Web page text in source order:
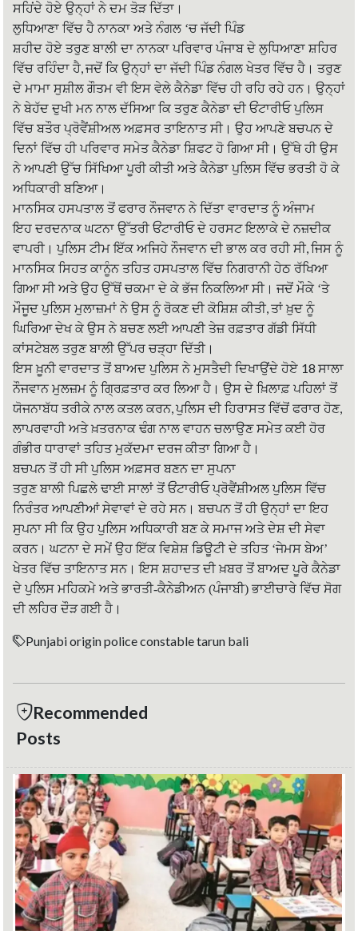
ਸਹਿਂਦੇ ਹੋਏ ਉਨ੍ਹਾਂ ਨੇ ਦਮ ਤੋੜ ਦਿੱਤਾ।
ਲੁਧਿਆਣਾ ਵਿੱਚ ਹੈ ਨਾਨਕਾ ਅਤੇ ਨੰਗਲ ‘ਚ ਜੱਦੀ ਪਿੰਡ
ਸ਼ਹੀਦ ਹੋਏ ਤਰੁਣ ਬਾਲੀ ਦਾ ਨਾਨਕਾ ਪਰਿਵਾਰ ਪੰਜਾਬ ਦੇ ਲੁਧਿਆਣਾ ਸ਼ਹਿਰ
ਵਿੱਚ ਰਹਿੰਦਾ ਹੈ ,ਜਦੋਂ ਕਿ ਉਨ੍ਹਾਂ ਦਾ ਜੱਦੀ ਪਿੰਡ ਨੰਗਲ ਖੇਤਰ ਵਿੱਚ ਹੈ। ਤਰੁਣ
ਦੇ ਮਾਮਾ ਸੁਸ਼ੀਲ ਗੌਤਮ ਵੀ ਇਸ ਵੇਲੇ ਕੈਨੇਡਾ ਵਿੱਚ ਹੀ ਰਹਿ ਰਹੇ ਹਨ। ਉਨ੍ਹਾਂ
ਨੇ ਬੇਹੱਦ ਦੁਖੀ ਮਨ ਨਾਲ ਦੱਸਿਆ ਕਿ ਤਰੁਣ ਕੈਨੇਡਾ ਦੀ ਓਂਟਾਰੀਓ ਪੁਲਿਸ
ਵਿੱਚ ਬਤੌਰ ਪ੍ਰੋਵੈਂਸ਼ੀਅਲ ਅਫ਼ਸਰ ਤਾਇਨਾਤ ਸੀ। ਉਹ ਆਪਣੇ ਬਚਪਨ ਦੇ
ਦਿਨਾਂ ਵਿੱਚ ਹੀ ਪਰਿਵਾਰ ਸਮੇਤ ਕੈਨੇਡਾ ਸ਼ਿਫਟ ਹੋ ਗਿਆ ਸੀ। ਉੱਥੇ ਹੀ ਉਸ
ਨੇ ਆਪਣੀ ਉੱਚ ਸਿੱਖਿਆ ਪੂਰੀ ਕੀਤੀ ਅਤੇ ਕੈਨੇਡਾ ਪੁਲਿਸ ਵਿੱਚ ਭਰਤੀ ਹੋ ਕੇ
ਅਧਿਕਾਰੀ ਬਣਿਆ।
ਮਾਨਸਿਕ ਹਸਪਤਾਲ ਤੋਂ ਫਰਾਰ ਨੌਜਵਾਨ ਨੇ ਦਿੱਤਾ ਵਾਰਦਾਤ ਨੂੰ ਅੰਜਾਮ
ਇਹ ਦਰਦਨਾਕ ਘਟਨਾ ਉੱਤਰੀ ਓਂਟਾਰੀਓ ਦੇ ਹਰਸਟ ਇਲਾਕੇ ਦੇ ਨਜ਼ਦੀਕ
ਵਾਪਰੀ। ਪੁਲਿਸ ਟੀਮ ਇੱਕ ਅਜਿਹੇ ਨੌਜਵਾਨ ਦੀ ਭਾਲ ਕਰ ਰਹੀ ਸੀ, ਜਿਸ ਨੂੰ
ਮਾਨਸਿਕ ਸਿਹਤ ਕਾਨੂੰਨ ਤਹਿਤ ਹਸਪਤਾਲ ਵਿੱਚ ਨਿਗਰਾਨੀ ਹੇਠ ਰੱਖਿਆ
ਗਿਆ ਸੀ ਅਤੇ ਉਹ ਉੱਥੋਂ ਚਕਮਾ ਦੇ ਕੇ ਭੱਜ ਨਿਕਲਿਆ ਸੀ। ਜਦੋਂ ਮੌਕੇ ‘ਤੇ
ਮੌਜੂਦ ਪੁਲਿਸ ਮੁਲਾਜ਼ਮਾਂ ਨੇ ਉਸ ਨੂੰ ਰੋਕਣ ਦੀ ਕੋਸ਼ਿਸ਼ ਕੀਤੀ, ਤਾਂ ਖ਼ੁਦ ਨੂੰ
ਘਿਰਿਆ ਦੇਖ ਕੇ ਉਸ ਨੇ ਬਚਣ ਲਈ ਆਪਣੀ ਤੇਜ਼ ਰਫ਼ਤਾਰ ਗੱਡੀ ਸਿੱਧੀ
ਕਾਂਸਟੇਬਲ ਤਰੁਣ ਬਾਲੀ ਉੱਪਰ ਚੜ੍ਹਾ ਦਿੱਤੀ।
ਇਸ ਖ਼ੂਨੀ ਵਾਰਦਾਤ ਤੋਂ ਬਾਅਦ ਪੁਲਿਸ ਨੇ ਮੁਸਤੈਦੀ ਦਿਖਾਉਂਦੇ ਹੋਏ 18 ਸਾਲਾ
ਨੌਜਵਾਨ ਮੁਲਜ਼ਮ ਨੂੰ ਗ੍ਰਿਫ਼ਤਾਰ ਕਰ ਲਿਆ ਹੈ। ਉਸ ਦੇ ਖ਼ਿਲਾਫ਼ ਪਹਿਲਾਂ ਤੋਂ
ਯੋਜਨਾਬੱਧ ਤਰੀਕੇ ਨਾਲ ਕਤਲ ਕਰਨ, ਪੁਲਿਸ ਦੀ ਹਿਰਾਸਤ ਵਿੱਚੋਂ ਫਰਾਰ ਹੋਣ,
ਲਾਪਰਵਾਹੀ ਅਤੇ ਖ਼ਤਰਨਾਕ ਢੰਗ ਨਾਲ ਵਾਹਨ ਚਲਾਉਣ ਸਮੇਤ ਕਈ ਹੋਰ
ਗੰਭੀਰ ਧਾਰਾਵਾਂ ਤਹਿਤ ਮੁਕੱਦਮਾ ਦਰਜ ਕੀਤਾ ਗਿਆ ਹੈ।
ਬਚਪਨ ਤੋਂ ਹੀ ਸੀ ਪੁਲਿਸ ਅਫ਼ਸਰ ਬਣਨ ਦਾ ਸੁਪਨਾ
ਤਰੁਣ ਬਾਲੀ ਪਿਛਲੇ ਢਾਈ ਸਾਲਾਂ ਤੋਂ ਓਂਟਾਰੀਓ ਪ੍ਰੋਵੈਂਸ਼ੀਅਲ ਪੁਲਿਸ ਵਿੱਚ
ਨਿਰੰਤਰ ਆਪਣੀਆਂ ਸੇਵਾਵਾਂ ਦੇ ਰਹੇ ਸਨ। ਬਚਪਨ ਤੋਂ ਹੀ ਉਨ੍ਹਾਂ ਦਾ ਇਹ
ਸੁਪਨਾ ਸੀ ਕਿ ਉਹ ਪੁਲਿਸ ਅਧਿਕਾਰੀ ਬਣ ਕੇ ਸਮਾਜ ਅਤੇ ਦੇਸ਼ ਦੀ ਸੇਵਾ
ਕਰਨ। ਘਟਨਾ ਦੇ ਸਮੇਂ ਉਹ ਇੱਕ ਵਿਸ਼ੇਸ਼ ਡਿਊਟੀ ਦੇ ਤਹਿਤ ‘ਜੇਮਸ ਬੇਅ’
ਖੇਤਰ ਵਿੱਚ ਤਾਇਨਾਤ ਸਨ। ਇਸ ਸ਼ਹਾਦਤ ਦੀ ਖ਼ਬਰ ਤੋਂ ਬਾਅਦ ਪੂਰੇ ਕੈਨੇਡਾ
ਦੇ ਪੁਲਿਸ ਮਹਿਕਮੇ ਅਤੇ ਭਾਰਤੀ-ਕੈਨੇਡੀਅਨ (ਪੰਜਾਬੀ) ਭਾਈਚਾਰੇ ਵਿੱਚ ਸੋਗ
ਦੀ ਲਹਿਰ ਦੌੜ ਗਈ ਹੈ।
Punjabi origin police constable tarun bali
Recommended
Posts